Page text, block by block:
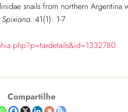
snails from northern Argentina
Spixiana. 41(1): 1-7
Compartilhe